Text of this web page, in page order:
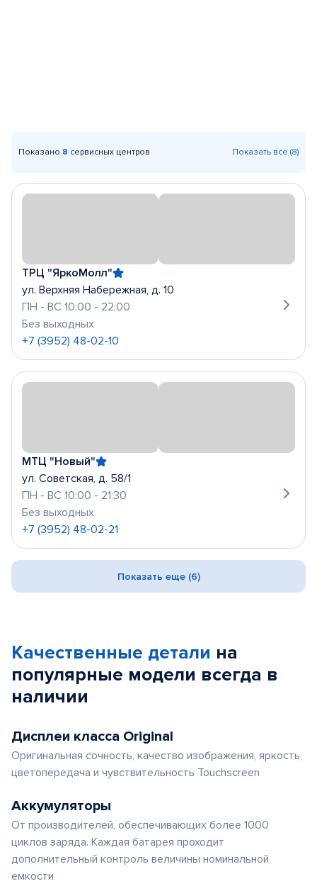
Показано 8 сервисных центров Показать все (8)
ТРЦ "ЯркоМолл"
ул. Верхняя Набережная, д. 10
ПН - ВС 10:00 - 22:00
Без выходных
+7 (3952) 48-02-10
МТЦ "Новый"
ул. Советская, д. 58/1
ПН - ВС 10:00 - 21:30
Без выходных
+7 (3952) 48-02-21
Показать еще (6)
Качественные детали на
популярные модели всегда в
наличии
Дисплеи класса Original
Оригинальная сочность, качество изображения, яркость,
цветопередача и чувствительность Touchscreen
Аккумуляторы
От производителей, обеспечивающих более 1000
циклов заряда. Каждая батарея проходит
дополнительный контроль величины номинальной
емкости